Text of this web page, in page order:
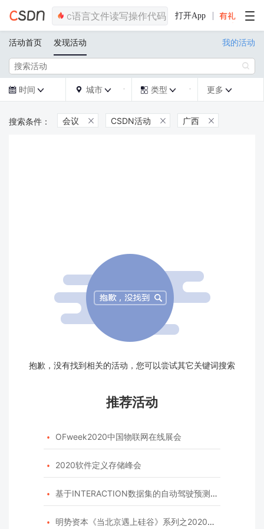
打开App
活动首页 发现活动 我的活动

 时间   城市   类型  更多 
会议  CSDN活动  广西 
抱歉，没有找到相关的活动，您可以尝试其它关键词搜索
推荐活动
 OFweek2020中国物联网在线展会
 2020软件定义存储峰会
 基于INTERACTION数据集的自动驾驶预测模型挑战赛
 明势资本《当北京遇上硅谷》系列之2020年度开源峰会